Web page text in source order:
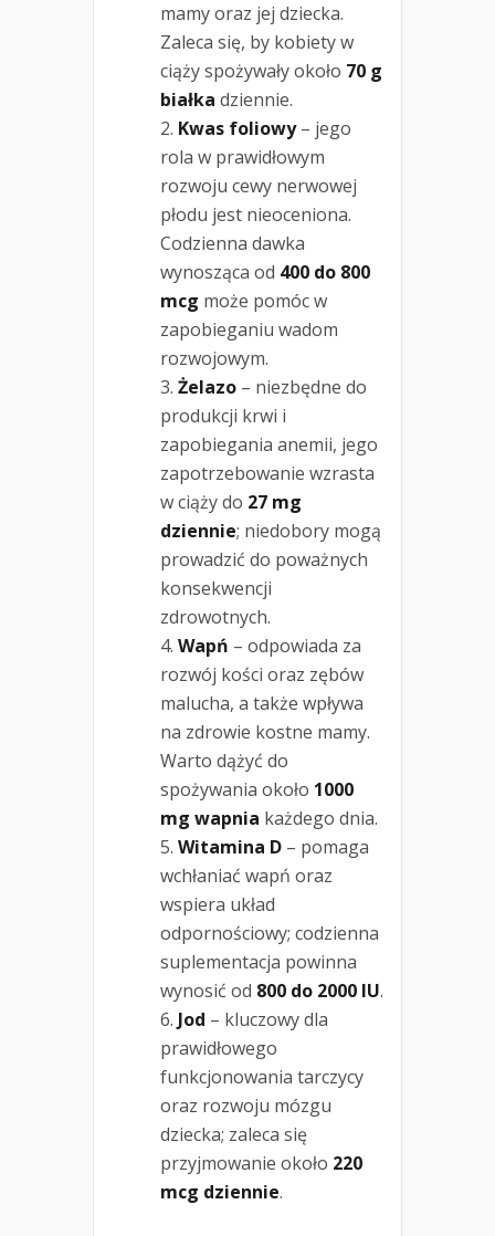
mamy oraz jej dziecka.
Zaleca się, by kobiety w
ciąży spożywały około 70 g
białka dziennie.
Kwas foliowy– jego
rola w prawidłowym
rozwoju cewy nerwowej
płodu jest nieoceniona.
Codzienna dawka
wynosząca od 400 do 800
mcg może pomóc w
zapobieganiu wadom
rozwojowym.
Żelazo – niezbędne do
produkcji krwi i
zapobiegania anemii, jego
zapotrzebowanie wzrasta
w ciąży do 27 mg
dziennie; niedobory mogą
prowadzić do poważnych
konsekwencji
zdrowotnych.
Wapń – odpowiada za
rozwój kości oraz zębów
malucha, a także wpływa
na zdrowie kostne mamy.
Warto dążyć do
spożywania około 1000
mg wapnia każdego dnia.
Witamina D – pomaga
wchłaniać wapń oraz
wspiera układ
odpornościowy; codzienna
suplementacja powinna
wynosić od 800 do 2000 IU.
Jod – kluczowy dla
prawidłowego
funkcjonowania tarczycy
oraz rozwoju mózgu
dziecka; zaleca się
przyjmowanie około 220
mcg dziennie.